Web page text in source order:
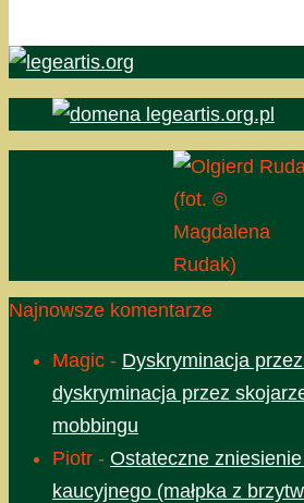
(fot. ©
Magdalena
Rudak)
Najnowsze komentarze
Magic - Dyskryminacja
dyskryminacja przez
mobbingu
Piotr - Ostateczne
kaucyjnego (małpka z